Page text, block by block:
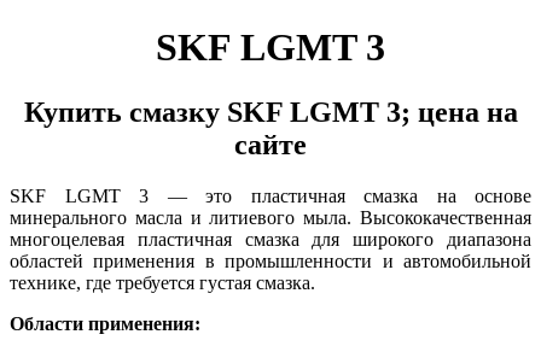
SKF LGMT 3
Купить смазку SKF LGMT 3; цена на
сайте
SKF LGMT 3 — это пластичная смазка на основе
минерального масла и литиевого мыла. Высококачественная
многоцелевая пластичная смазка для широкого диапазона
областей применения в промышленности и автомобильной
технике, где требуется густая смазка.
Области применения: